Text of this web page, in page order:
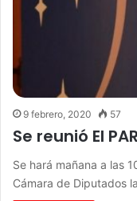
9 febrero, 2020 57
Se reunió El
Se hará mañana a las
Cámara de Diputados